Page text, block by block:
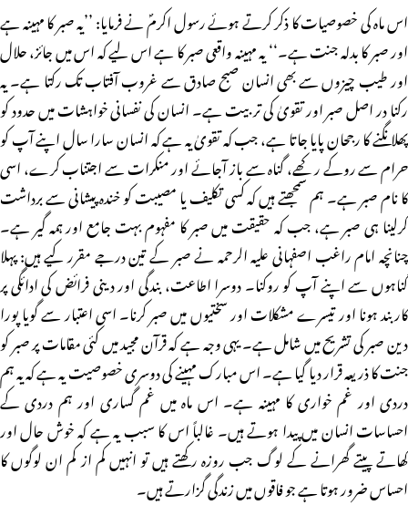
اس ماہ کی خصوصیات کا ذکر کرتے ہوئے رسول اکرمؐ نے فرمایا: ’’یہ صبر کا مہینہ ہے
اور صبر کا بدلہ جنت ہے۔‘‘ یہ مہینہ واقعی صبر کا ہے اس لیے کہ اس میں جائز، حلال
اور طیب چیزوں سے بھی انسان صبح صادق سے غروب آفتاب تک رکتا ہے۔ یہ
رکنا در اصل صبر اور تقویٰ کی تربیت ہے۔ انسان کی نفسانی خواہشات میں حدود کو
پھلانگنے کا رجحان پایا جاتا ہے، جب کہ تقویٰ یہ ہے کہ انسان سارا سال اپنے آپ کو
حرام سے روکے رکھے، گناہ سے باز آجائے اور منکرات سے اجتناب کرے، اسی
کا نام صبر ہے۔ ہم سمجھتے ہیں کہ کسی تکلیف یا مصیبت کو خندہ پیشانی سے برداشت
کرلینا ہی صبر ہے، جب کہ حقیقت میں صبر کا مفہوم بہت جامع اور ہمہ گیر ہے۔
چنانچہ امام راغب اصفہانی علیہ الرحمہ نے صبر کے تین درجے مقرر کیے ہیں: پہلا
گناہوں سے اپنے آپ کو روکنا۔ دوسرا اطاعت، بندگی اور دینی فرائض کی ادائگی پر
کاربند ہونا اور تیسرے مشکلات اور سختیوں میں صبر کرنا۔ اسی اعتبار سے گویا پورا
دین صبر کی تشریح میں شامل ہے۔ یہی وجہ ہے کہ قرآن مجید میں کئی مقامات پر صبر کو
جنت کا ذریعہ قرار دیا گیا ہے۔ اس مبارک مہینے کی دوسری خصوصیت یہ ہے کہ یہ ہم
دردی اور غم خواری کا مہینہ ہے۔ اس ماہ میں غم گساری اور ہم دردی کے
احساسات انسان میں پیدا ہوتے ہیں۔ غالباً اس کا سبب یہ ہے کہ خوش حال اور
کھاتے پیتے گھرانے کے لوگ جب روزہ رکھتے ہیں تو انہیں کم از کم ان لوگوں کا
احساس ضرور ہوتا ہے جو فاقوں میں زندگی گزارتے ہیں۔